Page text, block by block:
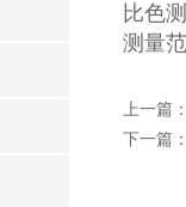
比色
测量
上一篇
下一篇